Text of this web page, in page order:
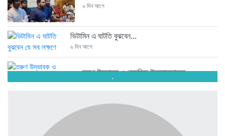
৬ দিন আগে
ভিটামিন এ ঘাটতি বুঝবেন...
৬ দিন আগে
তরুণ উদ্ভাবক ও প্রযুক্তি উদ্যোক্তাদের...
৬ দিন আগে
মাদরাসাকে অবহেলা করা শুরু মুজিব...
.